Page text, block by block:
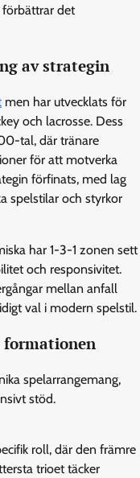
förbättrar det
av strategin
men har utvecklats för
och lacrosse. Dess
tal, där tränare
för att motverka
förfinats, med lag
spelstilar och styrkor
har 1-3-1 zonen sett
och responsivitet.
mellan anfall
val i modern spelstil.
formationen
spelarrangemang,
stöd.
roll, där den främre
trioet täcker